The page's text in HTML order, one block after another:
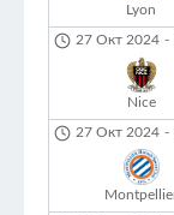
Lyon
27 Окт 2024 -
Nice
27 Окт 2024 -